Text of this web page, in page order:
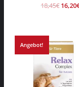
18,45€ 16,20
Angebot!